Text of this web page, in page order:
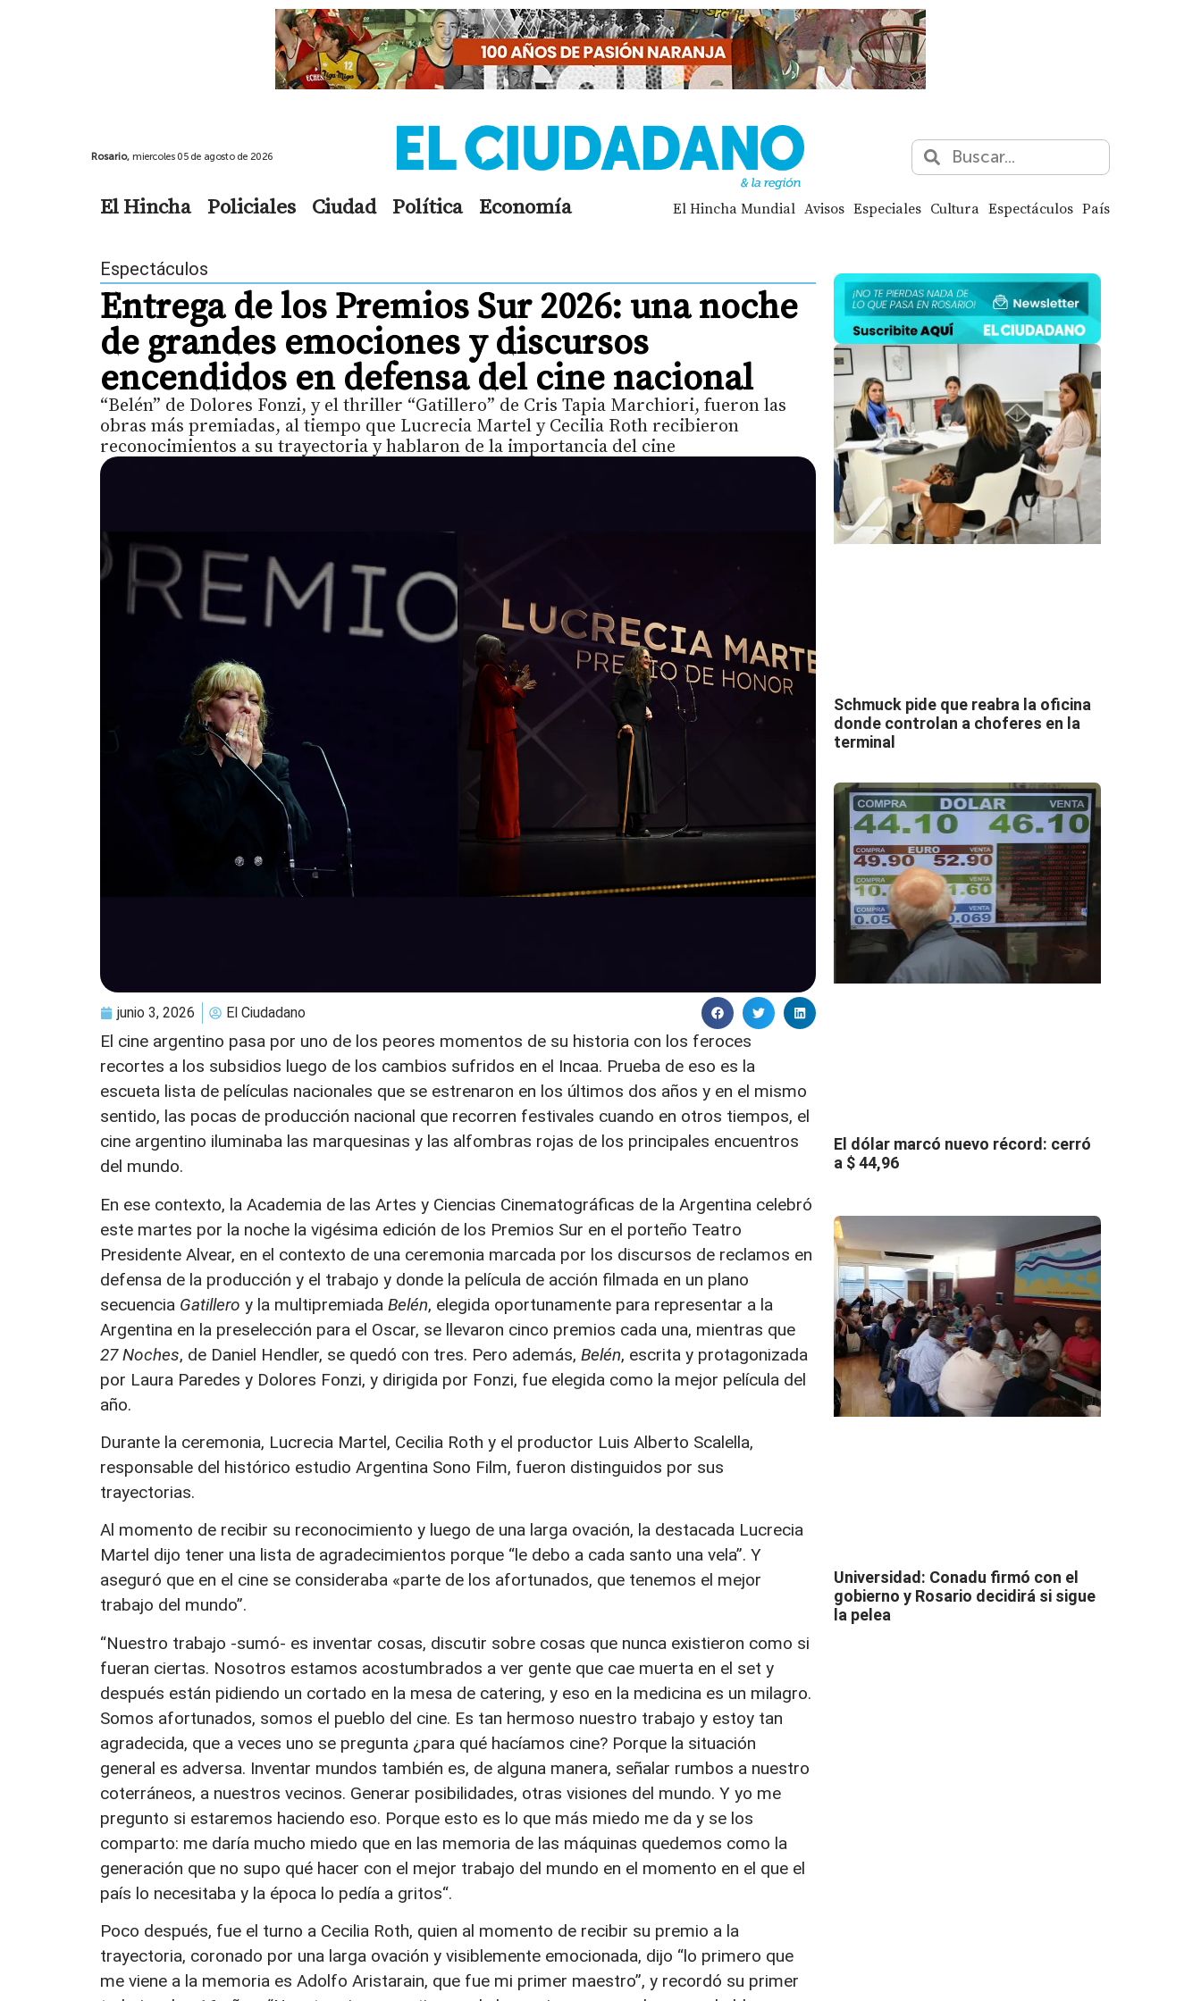
Rosario, miercoles 05 de agosto de 2026
El Hincha Policiales Ciudad Política Economía El Hincha Mundial Avisos Especiales Cultura Espectáculos País
Espectáculos
Entrega de los Premios Sur 2026: una noche
de grandes emociones y discursos
encendidos en defensa del cine nacional
“Belén” de Dolores Fonzi, y el thriller “Gatillero” de Cris Tapia Marchiori, fueron las
obras más premiadas, al tiempo que Lucrecia Martel y Cecilia Roth recibieron
reconocimientos a su trayectoria y hablaron de la importancia del cine
junio 3, 2026 El Ciudadano
El cine argentino pasa por uno de los peores momentos de su historia con los feroces
recortes a los subsidios luego de los cambios sufridos en el Incaa. Prueba de eso es la
escueta lista de películas nacionales que se estrenaron en los últimos dos años y en el mismo
sentido, las pocas de producción nacional que recorren festivales cuando en otros tiempos, el
cine argentino iluminaba las marquesinas y las alfombras rojas de los principales encuentros
del mundo.
En ese contexto, la Academia de las Artes y Ciencias Cinematográficas de la Argentina celebró
este martes por la noche la vigésima edición de los Premios Sur en el porteño Teatro
Presidente Alvear, en el contexto de una ceremonia marcada por los discursos de reclamos en
defensa de la producción y el trabajo y donde la película de acción filmada en un plano
secuencia Gatillero y la multipremiada Belén, elegida oportunamente para representar a la
Argentina en la preselección para el Oscar, se llevaron cinco premios cada una, mientras que
27 Noches, de Daniel Hendler, se quedó con tres. Pero además, Belén, escrita y protagonizada
por Laura Paredes y Dolores Fonzi, y dirigida por Fonzi, fue elegida como la mejor película del
año.
Durante la ceremonia, Lucrecia Martel, Cecilia Roth y el productor Luis Alberto Scalella,
responsable del histórico estudio Argentina Sono Film, fueron distinguidos por sus
trayectorias.
Al momento de recibir su reconocimiento y luego de una larga ovación, la destacada Lucrecia
Martel dijo tener una lista de agradecimientos porque “le debo a cada santo una vela”. Y
aseguró que en el cine se consideraba «parte de los afortunados, que tenemos el mejor
trabajo del mundo”.
“Nuestro trabajo -sumó- es inventar cosas, discutir sobre cosas que nunca existieron como si
fueran ciertas. Nosotros estamos acostumbrados a ver gente que cae muerta en el set y
después están pidiendo un cortado en la mesa de catering, y eso en la medicina es un milagro.
Somos afortunados, somos el pueblo del cine. Es tan hermoso nuestro trabajo y estoy tan
agradecida, que a veces uno se pregunta ¿para qué hacíamos cine? Porque la situación
general es adversa. Inventar mundos también es, de alguna manera, señalar rumbos a nuestro
coterráneos, a nuestros vecinos. Generar posibilidades, otras visiones del mundo. Y yo me
pregunto si estaremos haciendo eso. Porque esto es lo que más miedo me da y se los
comparto: me daría mucho miedo que en las memoria de las máquinas quedemos como la
generación que no supo qué hacer con el mejor trabajo del mundo en el momento en el que el
país lo necesitaba y la época lo pedía a gritos“.
Poco después, fue el turno a Cecilia Roth, quien al momento de recibir su premio a la
trayectoria, coronado por una larga ovación y visiblemente emocionada, dijo “lo primero que
me viene a la memoria es Adolfo Aristarain, que fue mi primer maestro”, y recordó su primer
Schmuck pide que reabra la oficina
donde controlan a choferes en la
terminal
El dólar marcó nuevo récord: cerró
a $ 44,96
Universidad: Conadu firmó con el
gobierno y Rosario decidirá si sigue
la pelea